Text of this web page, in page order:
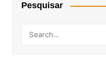
Pesquisar